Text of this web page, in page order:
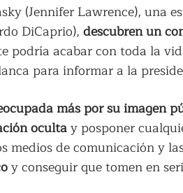
(Jennifer Lawrence), una
DiCaprio), descubren un
podría acabar con toda la
para informar a la
más por su imagen
ocultay posponer
medios de comunicación y
y conseguir que tomen en